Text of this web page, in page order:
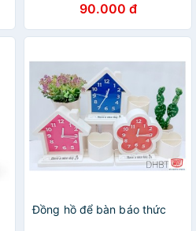
90.000 đ
Đồng hồ để bàn báo thức